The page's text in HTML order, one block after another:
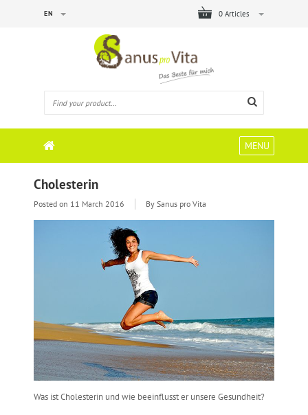
0 Articles
EN
MENU
Cholesterin
Posted on 11 March 2016 By Sanus pro Vita
Was ist Cholesterin und wie beeinflusst er unsere Gesundheit?